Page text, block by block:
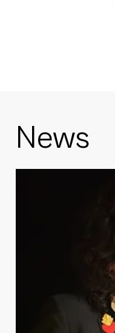
News